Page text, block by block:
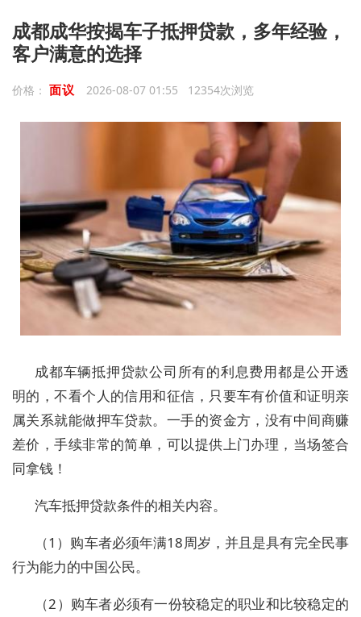
成都成华按揭车子抵押贷款，多年经验，
客户满意的选择
价格： 面议 2026-08-07 01:55 12354次浏览
成都车辆抵押贷款公司所有的利息费用都是公开透
明的，不看个人的信用和征信，只要车有价值和证明亲
属关系就能做押车贷款。一手的资金方，没有中间商赚
差价，手续非常的简单，可以提供上门办理，当场签合
同拿钱！
汽车抵押贷款条件的相关内容。
（1）购车者必须年满18周岁，并且是具有完全民事
行为能力的中国公民。
（2）购车者必须有一份较稳定的职业和比较稳定的